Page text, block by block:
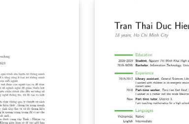
gia tăng năng suất hoạt
quả, giảm thiểu tối đa
nhiên, hiện vẫn không ít
nhỏ chỉ thực hiện công
thủ công. Do đó, đồ án
nhằm tối ưu hóa các
lặp lại, tránh tình trạng
xác trong vấn đề quản lý